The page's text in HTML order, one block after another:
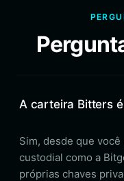
A carteira Bitters
Sim, desde que
custodial como a
próprias chaves